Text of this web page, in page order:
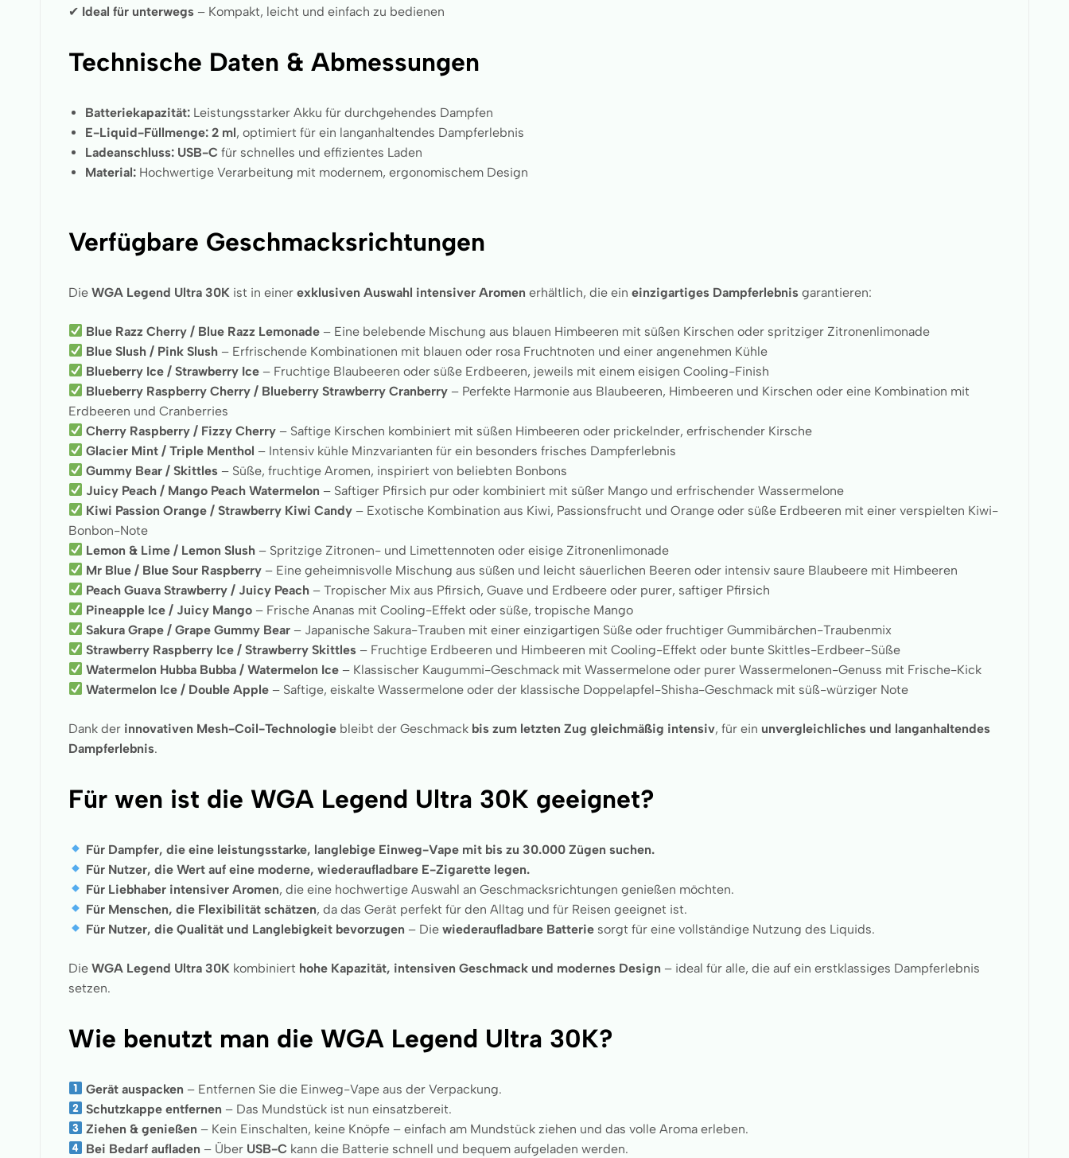
✔ Ideal für unterwegs – Kompakt, leicht und einfach zu bedienen
Technische Daten & Abmessungen
Batteriekapazität:Leistungsstarker Akku für durchgehendes Dampfen
E-Liquid-Füllmenge: 2 ml, optimiert für ein langanhaltendes Dampferlebnis
Ladeanschluss: USB-C für schnelles und effizientes Laden
Material:Hochwertige Verarbeitung mit modernem, ergonomischem Design
Verfügbare Geschmacksrichtungen
Die WGA Legend Ultra 30K ist in einer exklusiven Auswahl intensiver Aromen erhältlich, die ein einzigartiges Dampferlebnis garantieren:
Blue Razz Cherry / Blue Razz Lemonade – Eine belebende Mischung aus blauen Himbeeren mit süßen Kirschen oder spritziger Zitronenlimonade
Blue Slush / Pink Slush – Erfrischende Kombinationen mit blauen oder rosa Fruchtnoten und einer angenehmen Kühle
Blueberry Ice / Strawberry Ice – Fruchtige Blaubeeren oder süße Erdbeeren, jeweils mit einem eisigen Cooling-Finish
Blueberry Raspberry Cherry / Blueberry Strawberry Cranberry – Perfekte Harmonie aus Blaubeeren, Himbeeren und Kirschen oder eine Kombination mit
Erdbeeren und Cranberries
Cherry Raspberry / Fizzy Cherry – Saftige Kirschen kombiniert mit süßen Himbeeren oder prickelnder, erfrischender Kirsche
Glacier Mint / Triple Menthol – Intensiv kühle Minzvarianten für ein besonders frisches Dampferlebnis
Gummy Bear / Skittles – Süße, fruchtige Aromen, inspiriert von beliebten Bonbons
Juicy Peach / Mango Peach Watermelon – Saftiger Pfirsich pur oder kombiniert mit süßer Mango und erfrischender Wassermelone
Kiwi Passion Orange / Strawberry Kiwi Candy – Exotische Kombination aus Kiwi, Passionsfrucht und Orange oder süße Erdbeeren mit einer verspielten Kiwi-
Bonbon-Note
Lemon & Lime / Lemon Slush – Spritzige Zitronen- und Limettennoten oder eisige Zitronenlimonade
Mr Blue / Blue Sour Raspberry – Eine geheimnisvolle Mischung aus süßen und leicht säuerlichen Beeren oder intensiv saure Blaubeere mit Himbeeren
Peach Guava Strawberry / Juicy Peach – Tropischer Mix aus Pfirsich, Guave und Erdbeere oder purer, saftiger Pfirsich
Pineapple Ice / Juicy Mango – Frische Ananas mit Cooling-Effekt oder süße, tropische Mango
Sakura Grape / Grape Gummy Bear – Japanische Sakura-Trauben mit einer einzigartigen Süße oder fruchtiger Gummibärchen-Traubenmix
Strawberry Raspberry Ice / Strawberry Skittles – Fruchtige Erdbeeren und Himbeeren mit Cooling-Effekt oder bunte Skittles-Erdbeer-Süße
Watermelon Hubba Bubba / Watermelon Ice – Klassischer Kaugummi-Geschmack mit Wassermelone oder purer Wassermelonen-Genuss mit Frische-Kick
Watermelon Ice / Double Apple – Saftige, eiskalte Wassermelone oder der klassische Doppelapfel-Shisha-Geschmack mit süß-würziger Note
Dank der innovativen Mesh-Coil-Technologie bleibt der Geschmack bis zum letzten Zug gleichmäßig intensiv, für ein unvergleichliches und langanhaltendes
Dampferlebnis.
Für wen ist die WGA Legend Ultra 30K geeignet?
Für Dampfer, die eine leistungsstarke, langlebige Einweg-Vape mit bis zu 30.000 Zügen suchen.
Für Nutzer, die Wert auf eine moderne, wiederaufladbare E-Zigarette legen.
Für Liebhaber intensiver Aromen, die eine hochwertige Auswahl an Geschmacksrichtungen genießen möchten.
Für Menschen, die Flexibilität schätzen, da das Gerät perfekt für den Alltag und für Reisen geeignet ist.
Für Nutzer, die Qualität und Langlebigkeit bevorzugen – Diewiederaufladbare Batterie sorgt für eine vollständige Nutzung des Liquids.
Die WGA Legend Ultra 30K kombiniert hohe Kapazität, intensiven Geschmack und modernes Design – ideal für alle, die auf ein erstklassiges Dampferlebnis
setzen.
Wie benutzt man die WGA Legend Ultra 30K?
Gerät auspacken – Entfernen Sie die Einweg-Vape aus der Verpackung.
Schutzkappe entfernen – Das Mundstück ist nun einsatzbereit.
Ziehen & genießen – Kein Einschalten, keine Knöpfe – einfach am Mundstück ziehen und das volle Aroma erleben.
Bei Bedarf aufladen – Über USB-C kann die Batterie schnell und bequem aufgeladen werden.